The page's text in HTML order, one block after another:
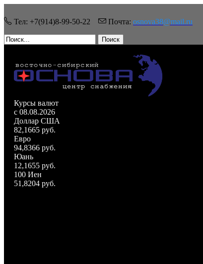
Тел: +7(914)8-99-50-22 Почта: osnova38@mail.ru
Поиск
Курсы валют
c 08.08.2026
Доллар США
82,1665 руб.
Евро
94,8366 руб.
Юань
12,1655 руб.
100 Иен
51,8204 руб.